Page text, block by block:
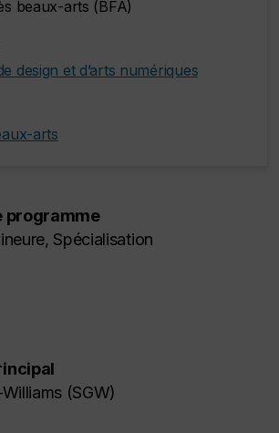
beaux-arts (BFA)
design et d’arts numériques
arts
programme
Spécialisation
(SGW)